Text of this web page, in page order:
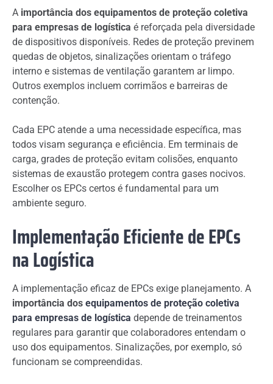
A importância dos equipamentos de proteção coletiva
para empresas de logística é reforçada pela diversidade
de dispositivos disponíveis. Redes de proteção previnem
quedas de objetos, sinalizações orientam o tráfego
interno e sistemas de ventilação garantem ar limpo.
Outros exemplos incluem corrimãos e barreiras de
contenção.
Cada EPC atende a uma necessidade específica, mas
todos visam segurança e eficiência. Em terminais de
carga, grades de proteção evitam colisões, enquanto
sistemas de exaustão protegem contra gases nocivos.
Escolher os EPCs certos é fundamental para um
ambiente seguro.
Implementação Eficiente de EPCs
na Logística
A implementação eficaz de EPCs exige planejamento. A
importância dos equipamentos de proteção coletiva
para empresas de logística depende de treinamentos
regulares para garantir que colaboradores entendam o
uso dos equipamentos. Sinalizações, por exemplo, só
funcionam se compreendidas.